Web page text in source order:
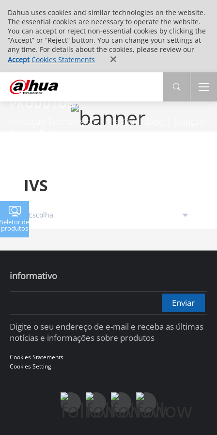
Dahua uses cookies and similar technologies on the website.
The essential cookies are necessary to operate the website.
You can accept or reject non-essential cookies by clicking the
“Accept” or “Reject” button. You can change your settings at
any time. For details about the cookies, please review our
Accept Cookies Statements
PRODUTOS
Inovação Tecnológica | Alta Qualidade | Solução
IVS
Seletor de
produtos
informativo
Enviar
Digite o seu endereço de e-mail e receba as últimas
notícias e informações sobre produtos
Cookies Statements
Cookies Setting